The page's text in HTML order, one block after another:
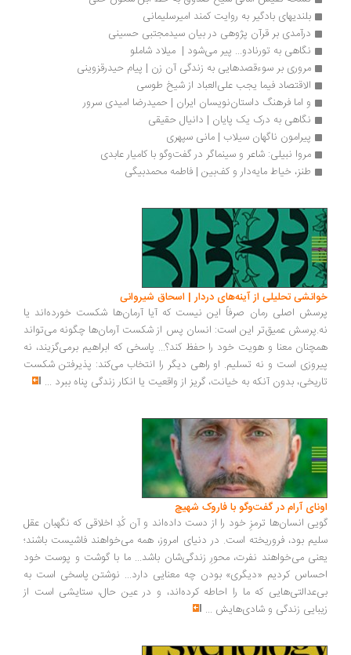
بلندیهای بادگیر به روایت کمند امیرسلیمانی
درآمدی بر قرآن پژوهی در بیان سیدمجتبی حسینی
نگاهی به تورنادو... پیر می‌شود |  میلاد شاملو
مروری بر سوء‌قصدهایی به زندگی آن زن | پیام حیدرقزوینی
الاقتصاد فیما یجب علی‌العباد از شیخ طوسی
و اما فرهنگ داستان‌نویسان ایران | حمیدرضا امیدی سرور
نگاهی به درک یک پایان | دانیال حقیقی
پیرامون ناگهان سیلاب | مانی سپهری
مروا نبیلی: شاعر و سینماگر در گفت‌وگو با کامیار عابدی
طنز، خیاط مایه‌دار و کف‌بین | فاطمه محمدبیگی
تحلیلی از آینه‌های دردار | اسحاق شیروانی
اصلی رمان صرفاً این نیست که آیا آرمان‌ها شکست خورده‌اند یا
عمیق‌تر این است: انسان پس از شکست آرمان‌ها چگونه می‌تواند
معنا و هویت خود را حفظ کند؟... پاسخی که ابراهیم برمی‌گزیند، نه
است و نه تسلیم. او راهی دیگر را انتخاب می‌کند: پذیرفتن شکست
بدون آنکه به خیانت، گریز از واقعیت یا انکار زندگی پناه ببرد...
آرام در گفت‌وگو با فاروک شهیچ‭
انسان‌ها ترمزِ خود را از دست داده‌اند و آن کُدِ اخلاقی که نگهبان عقل
بود، فروریخته است. در دنیای امروز، همه می‌خواهند فاشیست باشند؛
می‌خواهند نفرت، محورِ زندگی‌شان باشد... ما با گوشت و پوست خود
کردیم «دیگری» بودن چه معنایی دارد... نوشتن پاسخی است به
که ما را احاطه کرده‌اند، و در عین حال، ستایشی است از
زندگی و شادی‌هایش...